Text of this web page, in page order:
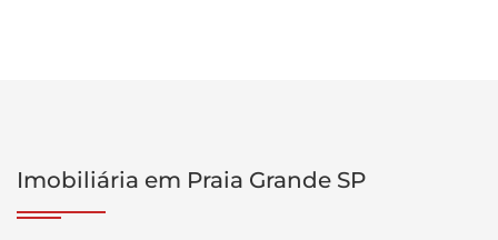
Imobiliária em Praia Grande SP